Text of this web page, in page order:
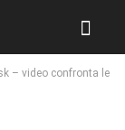
– video confronta le